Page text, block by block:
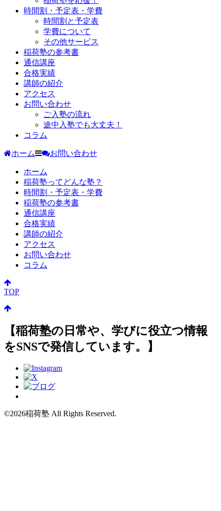
時間割・予定表・学費
時間割と予定表
学費について
その他サービス
稲荷塾の参考書
通信講座
合格実績
講師の紹介
アクセス
お問い合わせ
ご入塾の流れ
途中入塾でも大丈夫！
コラム
ホーム お問い合わせ
ホーム
稲荷塾ってどんな塾？
時間割・予定表・学費
稲荷塾の参考書
通信講座
合格実績
講師の紹介
アクセス
お問い合わせ
コラム
TOP
【稲荷塾の日常や、学びに役立つ情報
をSNSで発信しています。】
©2026稲荷塾 All Rights Reserved.